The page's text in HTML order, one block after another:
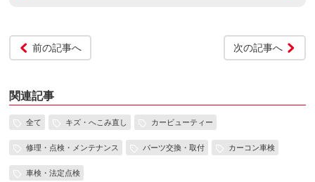
前の記事へ 次の記事へ
関連記事
全て キズ・へこみ直し カービューティー
修理・点検・メンテナンス パーツ交換・取付 カーコン車検
車検・法定点検